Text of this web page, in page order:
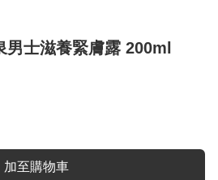
士滋養緊膚露 200ml
加至購物車